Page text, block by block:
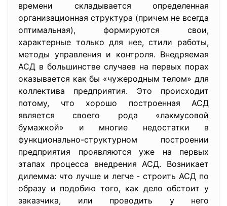
времени складывается определенная
организационная структура (причем не всегда
оптимальная), формируются свои,
характерные только для нее, стили работы,
методы управления и контроля. Внедряемая
АСД в большинстве случаев на первых порах
оказывается как бы «чужеродным телом» для
коллектива предприятия. Это происходит
потому, что хорошо построенная АСД
является своего рода «лакмусовой
бумажкой» и многие недостатки в
функционально-структурном построении
предприятия проявляются уже на первых
этапах процесса внедрения АСД. Возникает
дилемма: что лучше и легче - строить АСД по
образу и подобию того, как дело обстоит у
заказчика, или проводить у него